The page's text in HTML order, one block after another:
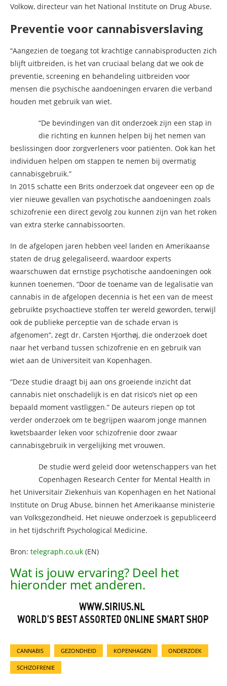
Volkow, directeur van het National Institute on Drug Abuse.
Preventie voor cannabisverslaving
“Aangezien de toegang tot krachtige cannabisproducten zich
blijft uitbreiden, is het van cruciaal belang dat we ook de
preventie, screening en behandeling uitbreiden voor
mensen die psychische aandoeningen ervaren die verband
houden met gebruik van wiet.
“De bevindingen van dit onderzoek zijn een stap in
die richting en kunnen helpen bij het nemen van
beslissingen door zorgverleners voor patiënten. Ook kan het
individuen helpen om stappen te nemen bij overmatig
cannabisgebruik.”
In 2015 schatte een Brits onderzoek dat ongeveer een op de
vier nieuwe gevallen van psychotische aandoeningen zoals
schizofrenie een direct gevolg zou kunnen zijn van het roken
van extra sterke cannabissoorten.
In de afgelopen jaren hebben veel landen en Amerikaanse
staten de drug gelegaliseerd, waardoor experts
waarschuwen dat ernstige psychotische aandoeningen ook
kunnen toenemen. “Door de toename van de legalisatie van
cannabis in de afgelopen decennia is het een van de meest
gebruikte psychoactieve stoffen ter wereld geworden, terwijl
ook de publieke perceptie van de schade ervan is
afgenomen”, zegt dr. Carsten Hjorthøj, die onderzoek doet
naar het verband tussen schizofrenie en en gebruik van
wiet aan de Universiteit van Kopenhagen.
“Deze studie draagt ​​bij aan ons groeiende inzicht dat
cannabis niet onschadelijk is en dat risico’s niet op een
bepaald moment vastliggen.” De auteurs riepen op tot
verder onderzoek om te begrijpen waarom jonge mannen
kwetsbaarder leken voor schizofrenie door zwaar
cannabisgebruik in vergelijking met vrouwen.
De studie werd geleid door wetenschappers van het
Copenhagen Research Center for Mental Health in
het Universitair Ziekenhuis van Kopenhagen en het National
Institute on Drug Abuse, binnen het Amerikaanse ministerie
van Volksgezondheid. Het nieuwe onderzoek is gepubliceerd
in het tijdschrift Psychological Medicine.
Bron: telegraph.co.uk (EN)
Wat is jouw ervaring? Deel het
hieronder met anderen.
CANNABIS GEZONDHEID KOPENHAGEN ONDERZOEK
SCHIZOFRENIE